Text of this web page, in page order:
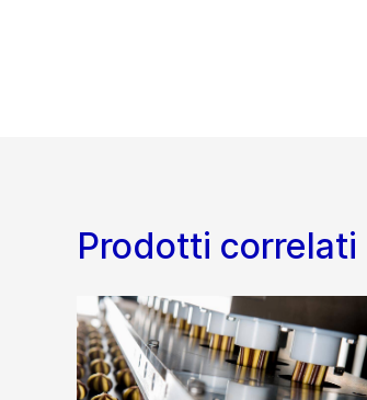
Prodotti correlati